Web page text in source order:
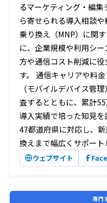
るマーケティング・編
ら寄せられる導入相談や
乗り換え（MNP）に関
に、企業規模や利用シ
方や通信コスト削減に
す。 通信キャリアや料
（モバイルデバイス管
査するとともに、累計
導入実績で培った知見
47都道府県に対応し、
換えまで幅広くサポート
ウェブサイト
専門